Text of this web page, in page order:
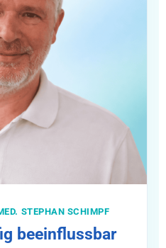
STEPHAN SCHIMPF
beeinflussbar